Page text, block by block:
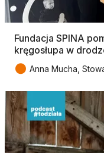
Fundacja SPINA
kręgosłupa w
● Anna Mucha,